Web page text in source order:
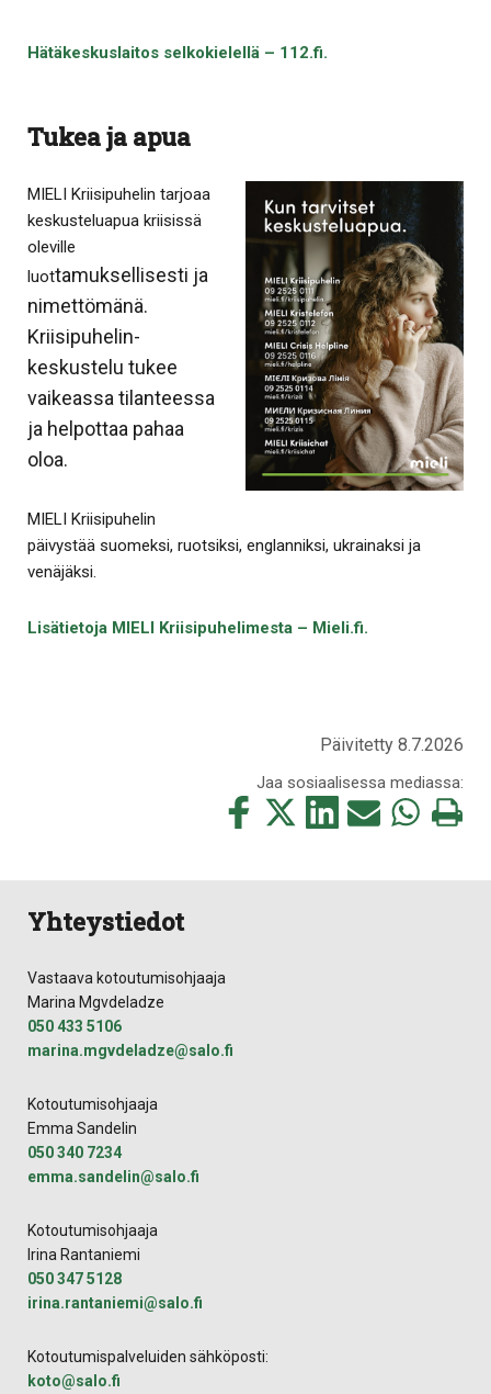
Hätäkeskuslaitos selkokielellä – 112.fi.
Tukea ja apua
MIELI Kriisipuhelin tarjoaa
keskusteluapua kriisissä
oleville
luottamuksellisesti ja
nimettömänä.
Kriisipuhelin-
keskustelu tukee
vaikeassa tilanteessa
ja helpottaa pahaa
oloa.
MIELI Kriisipuhelin
päivystää suomeksi, ruotsiksi, englanniksi, ukrainaksi ja
venäjäksi.
Lisätietoja MIELI Kriisipuhelimesta – Mieli.fi.
Päivitetty 8.7.2026
Jaa sosiaalisessa mediassa:
Jaa
tämä
Jaa
Jaa
tämä
Jaa
Jaa
Tulosta
Yhteystiedot
Vastaava kotoutumisohjaaja
Marina Mgvdeladze
050 433 5106
marina.mgvdeladze@salo.fi
Kotoutumisohjaaja
Emma Sandelin
050 340 7234
emma.sandelin@salo.fi
Kotoutumisohjaaja
Irina Rantaniemi
050 347 5128
irina.rantaniemi@salo.fi
Kotoutumispalveluiden sähköposti:
koto@salo.fi